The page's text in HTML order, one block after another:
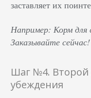
заставляет их
Например: Корм для
Заказывайте сейчас!
Шаг №4. Второй
убеждения